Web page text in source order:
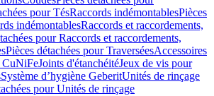
pour TésRaccords indémontablesPièces
indémontablesRaccords et raccordements,
pour Raccords et raccordements,
Pièces détachées pour TraverséesAccessoires
CuNiFeJoints d'étanchéitéJeux de vis pour
Système d’hygiène GeberitUnités de rinçage
pour Unités de rinçage